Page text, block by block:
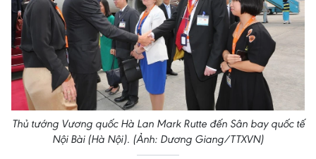
Thủ tướng Vương quốc Hà Lan Mark Rutte đến Sân bay quốc tế
Nội Bài (Hà Nội). (Ảnh: Dương Giang/TTXVN)